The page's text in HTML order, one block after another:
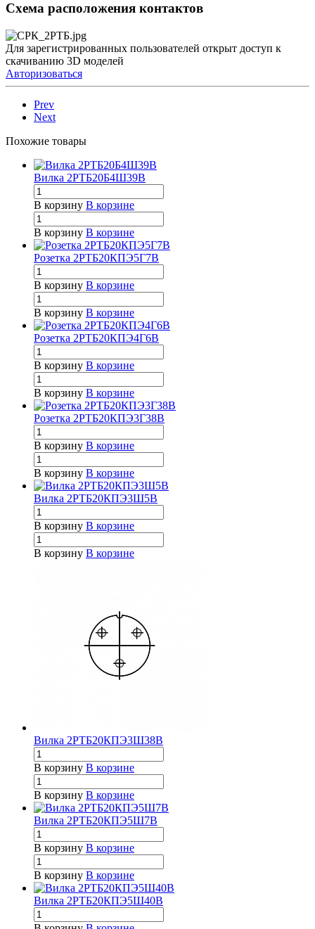
Схема расположения контактов
Для зарегистрированных пользователей открыт доступ к
скачиванию 3D моделей
Авторизоваться
Prev
Next
Похожие товары
Вилка 2РТБ20Б4Ш39В
В корзину В корзине
В корзину В корзине
Розетка 2РТБ20КПЭ5Г7В
В корзину В корзине
В корзину В корзине
Розетка 2РТБ20КПЭ4Г6В
В корзину В корзине
В корзину В корзине
Розетка 2РТБ20КПЭ3Г38В
В корзину В корзине
В корзину В корзине
Вилка 2РТБ20КПЭ3Ш5В
В корзину В корзине
В корзину В корзине
Вилка 2РТБ20КПЭ3Ш38В
В корзину В корзине
В корзину В корзине
Вилка 2РТБ20КПЭ5Ш7В
В корзину В корзине
В корзину В корзине
Вилка 2РТБ20КПЭ5Ш40В